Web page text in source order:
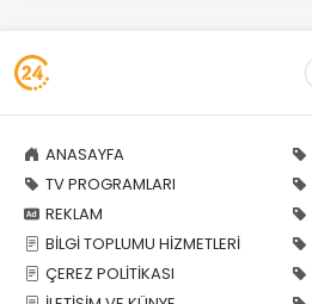
ANASAYFA
TV PROGRAMLARI
REKLAM
BİLGİ TOPLUMU HİZMETLERİ
ÇEREZ POLİTİKASI